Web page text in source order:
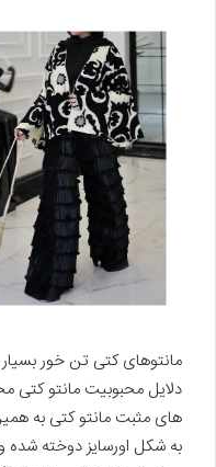
مانتوهای کتی تن خور بسیار
دلایل محبوبیت مانتو
های مثبت مانتو کتی به
به شکل اورسایز دوخته